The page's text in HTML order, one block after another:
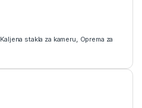
Kaljena stakla za kameru
Oprema za